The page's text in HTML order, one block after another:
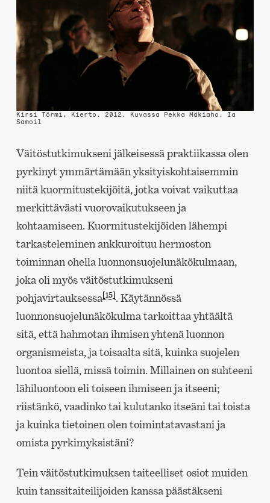
Kirsi Törmi, Kierto. 2012. Kuvassa Pekka Mäkiaho. Ia
Samoil
Väitöstutkimukseni jälkeisessä praktiikassa olen
pyrkinyt ymmärtämään yksityiskohtaisemmin
niitä kuormitustekijöitä, jotka voivat vaikuttaa
merkittävästi vuorovaikutukseen ja
kohtaamiseen. Kuormitustekijöiden lähempi
tarkasteleminen ankkuroituu hermoston
toiminnan ohella luonnonsuojelunäkökulmaan,
joka oli myös väitöstutkimukseni
pohjavirtauksessa[15]. Käytännössä
luonnonsuojelunäkökulma tarkoittaa yhtäältä
sitä, että hahmotan ihmisen yhtenä luonnon
organismeista, ja toisaalta sitä, kuinka suojelen
luontoa siellä, missä toimin. Millainen on suhteeni
lähiluontoon eli toiseen ihmiseen ja itseeni;
riistänkö, vaadinko tai kulutanko itseäni tai toista
ja kuinka tietoinen olen toimintatavastani ja
omista pyrkimyksistäni?
Tein väitöstutkimuksen taiteelliset osiot muiden
kuin tanssitaiteilijoiden kanssa päästäkseni